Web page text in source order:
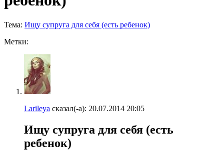
Тема: Ищу супруга для себя (есть ребенок)
Метки:
Larileya сказал(-а): 20.07.2014 20:05
Ищу супруга для себя (есть
ребенок)